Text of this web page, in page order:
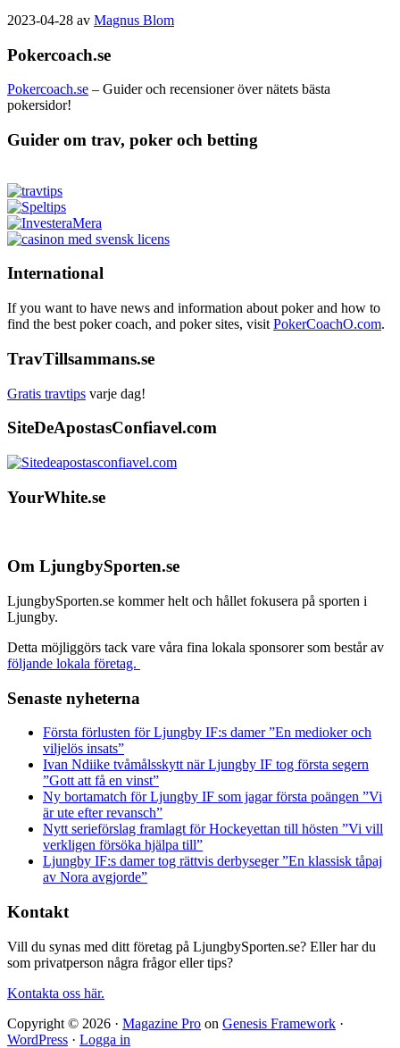
2023-04-28 av Magnus Blom
Pokercoach.se
Pokercoach.se – Guider och recensioner över nätets bästa
pokersidor!
Guider om trav, poker och betting
International
If you want to have news and information about poker and how to
find the best poker coach, and poker sites, visit PokerCoachO.com.
TravTillsammans.se
Gratis travtips varje dag!
SiteDeApostasConfiavel.com
YourWhite.se
Footer
Om LjungbySporten.se
LjungbySporten.se kommer helt och hållet fokusera på sporten i
Ljungby.
Detta möjliggörs tack vare våra fina lokala sponsorer som består av
följande lokala företag.
Senaste nyheterna
Första förlusten för Ljungby IF:s damer ”En medioker och
viljelös insats”
Ivan Ndiike tvåmålsskytt när Ljungby IF tog första segern
”Gott att få en vinst”
Ny bortamatch för Ljungby IF som jagar första poängen ”Vi
är ute efter revansch”
Nytt serieförslag framlagt för Hockeyettan till hösten ”Vi vill
verkligen försöka hjälpa till”
Ljungby IF:s damer tog rättvis derbyseger ”En klassisk tåpaj
av Nora avgjorde”
Kontakt
Vill du synas med ditt företag på LjungbySporten.se? Eller har du
som privatperson några frågor eller tips?
Kontakta oss här.
Copyright © 2026 · Magazine Pro on Genesis Framework ·
WordPress · Logga in